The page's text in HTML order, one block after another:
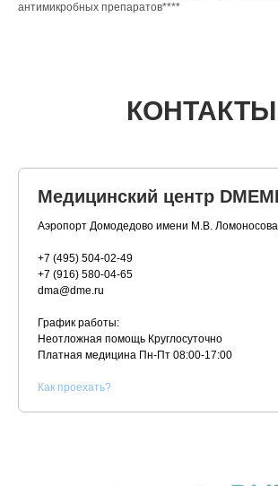
антимикробных препаратов****
КОНТАКТЫ
Медицинский центр
Аэропорт Домодедово имени М.В.
+7 (495) 504-02-49
+7 (916) 580-04-65
dma@dme.ru
График работы:
Неотложная помощь Круглосуточно
Платная медицина Пн-Пт 08:00-17:00
Как проехать?